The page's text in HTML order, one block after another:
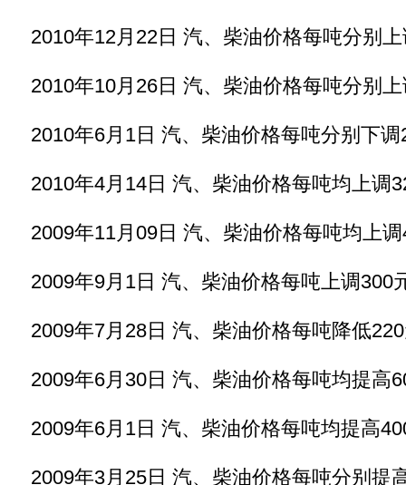
2010年12月22日 汽、柴油价格每吨分别
2010年10月26日 汽、柴油价格每吨分别
2010年6月1日 汽、柴油价格每吨分别下调
2010年4月14日 汽、柴油价格每吨均上调
2009年11月09日 汽、柴油价格每吨均上调
2009年9月1日 汽、柴油价格每吨上调300
2009年7月28日 汽、柴油价格每吨降低
2009年6月30日 汽、柴油价格每吨均提高
2009年6月1日 汽、柴油价格每吨均提高
2009年3月25日 汽、柴油价格每吨分别提